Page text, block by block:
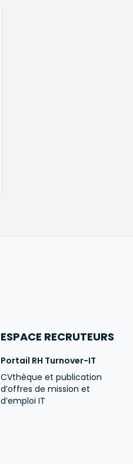
ESPACE RECRUTEURS
Portail RH Turnover-IT
CVthèque et publication
d’offres de mission et
d’emploi IT